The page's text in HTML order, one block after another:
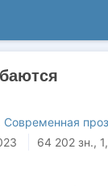
Современная
64 202 зн.,